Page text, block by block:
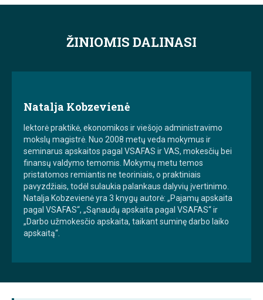
ŽINIOMIS DALINASI
Natalja Kobzevienė
lektorė praktikė, ekonomikos ir viešojo administravimo
mokslų magistrė. Nuo 2008 metų veda mokymus ir
seminarus apskaitos pagal VSAFAS ir VAS, mokesčių bei
finansų valdymo temomis. Mokymų metu temos
pristatomos remiantis ne teoriniais, o praktiniais
pavyzdžiais, todėl sulaukia palankaus dalyvių įvertinimo.
Natalja Kobzevienė yra 3 knygų autorė: „Pajamų apskaita
pagal VSAFAS“, „Sąnaudų apskaita pagal VSAFAS“ ir
„Darbo užmokesčio apskaita, taikant suminę darbo laiko
apskaitą“.